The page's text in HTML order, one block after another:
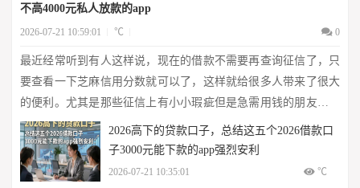
不高4000元私人放款的app
2026-07-21 10:59:01 ℃ 0
最近经常听到有人这样说，现在的借款不需要再查询征信了，只
要查看一下芝麻信用分数就可以了，这样就给很多人带来了很大
的便利。尤其是那些征信上有小小瑕疵但是急需用钱的朋友，终
于可以找到救命稻草了。芝麻信用分高的用户借到钱非常容易，
几秒钟就可以拿到手心，感觉很温暖...
2026高下的贷款口子，总结这五个2026借款口
子3000元能下款的app强烈安利
2026-07-21 10:35:01 ℃